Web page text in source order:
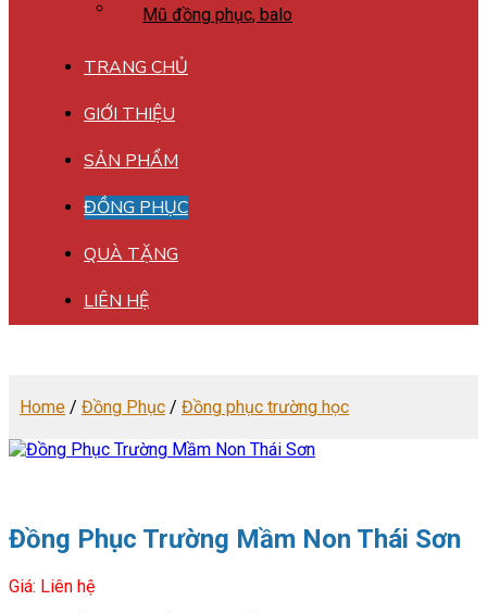
Mũ đồng phục, balo
TRANG CHỦ
GIỚI THIỆU
SẢN PHẨM
ĐỒNG PHỤC
QUÀ TẶNG
LIÊN HỆ
Home / Đồng Phục / Đồng phục trường học
Đồng Phục Trường Mầm Non Thái Sơn
Giá: Liên hệ